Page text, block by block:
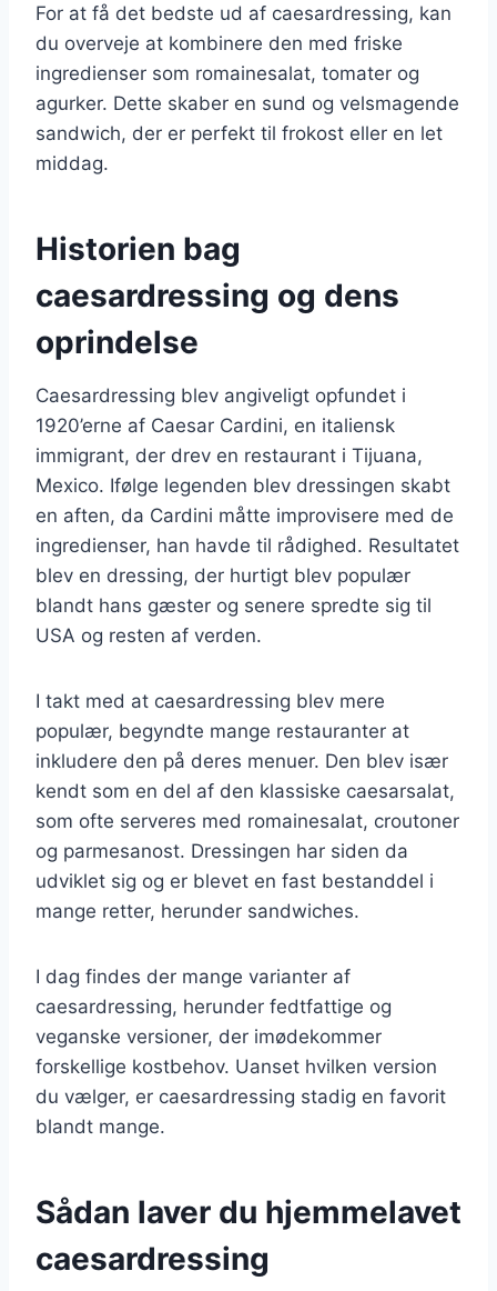
For at få det bedste ud af caesardressing, kan
du overveje at kombinere den med friske
ingredienser som romainesalat, tomater og
agurker. Dette skaber en sund og velsmagende
sandwich, der er perfekt til frokost eller en let
middag.
Historien bag
caesardressing og dens
oprindelse
Caesardressing blev angiveligt opfundet i
1920’erne af Caesar Cardini, en italiensk
immigrant, der drev en restaurant i Tijuana,
Mexico. Ifølge legenden blev dressingen skabt
en aften, da Cardini måtte improvisere med de
ingredienser, han havde til rådighed. Resultatet
blev en dressing, der hurtigt blev populær
blandt hans gæster og senere spredte sig til
USA og resten af verden.
I takt med at caesardressing blev mere
populær, begyndte mange restauranter at
inkludere den på deres menuer. Den blev især
kendt som en del af den klassiske caesarsalat,
som ofte serveres med romainesalat, croutoner
og parmesanost. Dressingen har siden da
udviklet sig og er blevet en fast bestanddel i
mange retter, herunder sandwiches.
I dag findes der mange varianter af
caesardressing, herunder fedtfattige og
veganske versioner, der imødekommer
forskellige kostbehov. Uanset hvilken version
du vælger, er caesardressing stadig en favorit
blandt mange.
Sådan laver du hjemmelavet
caesardressing